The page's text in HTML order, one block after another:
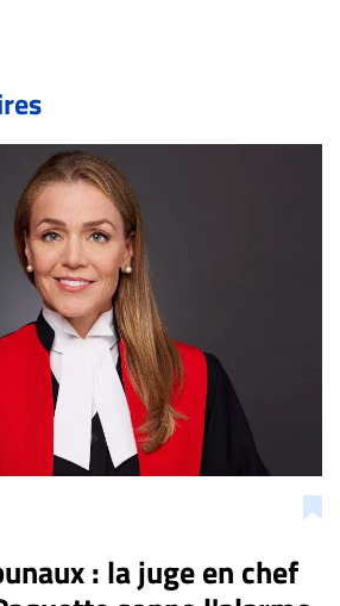
de réponse.
inc.com
: la juge en chef